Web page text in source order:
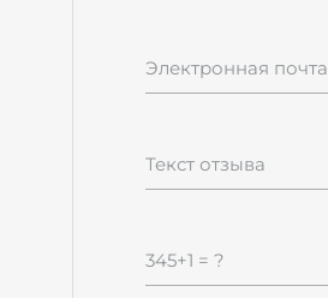
Электронная почта
Текст отзыва
345+1 = ?